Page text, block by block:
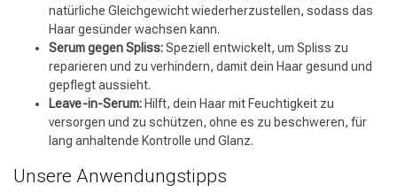
natürliche Gleichgewicht wiederherzustellen, sodass das
Haar gesünder wachsen kann.
Serum gegen Spliss:Speziell entwickelt, um Spliss zu
reparieren und zu verhindern, damit dein Haar gesund und
gepflegt aussieht.
Leave-in-Serum: Hilft, dein Haar mit Feuchtigkeit zu
versorgen und zu schützen, ohne es zu beschweren, für
lang anhaltende Kontrolle und Glanz.
Unsere Anwendungstipps